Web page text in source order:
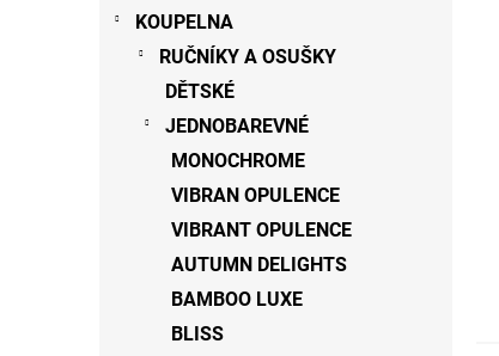
KOUPELNA
RUČNÍKY A OSUŠKY
DĚTSKÉ
JEDNOBAREVNÉ
MONOCHROME
VIBRAN OPULENCE
VIBRANT OPULENCE
AUTUMN DELIGHTS
BAMBOO LUXE
BLISS